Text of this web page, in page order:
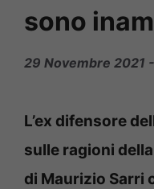
sono
29 Novembre 2021
L’ex difensore
sulle ragioni
di Maurizio Sarri